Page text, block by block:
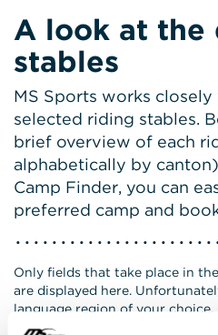
A look at the
stables
MS Sports works
selected riding stables.
brief overview of each
alphabetically by
Camp Finder, you can
preferred camp and
Only fields that take place in
are displayed here.
language region of your
to visit a camp from the other